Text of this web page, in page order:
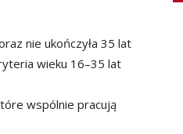
nie ukończyła 35 lat
wieku 16–35 lat
wspólnie pracują